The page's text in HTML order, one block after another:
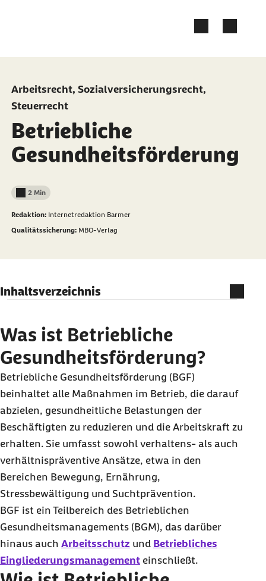
Arbeitsrecht, Sozialversicherungsrecht,
Steuerrecht
Betriebliche
Gesundheitsförderung
Lesedauer weniger als
2 Min
Redaktion: Internetredaktion Barmer
Qualitätssicherung: MBO-Verlag
Inhaltsverzeichnis
Wie ist Betriebliche Gesundheitsförderung
Wie wird Betriebliche Gesundheitsförderung
steuerlich gefördert?
Welche Bereiche umfasst die Betriebliche
Gesundheitsförderung?
Was ist Betriebliche
Gesundheitsförderung?
Betriebliche Gesundheitsförderung (BGF)
beinhaltet alle Maßnahmen im Betrieb, die darauf
abzielen, gesundheitliche Belastungen der
Beschäftigten zu reduzieren und die Arbeitskraft zu
erhalten. Sie umfasst sowohl verhaltens- als auch
verhältnispräventive Ansätze, etwa in den
Bereichen Bewegung, Ernährung,
Stressbewältigung und Suchtprävention.
BGF ist ein Teilbereich des Betrieblichen
Gesundheitsmanagements (BGM), das darüber
hinaus auch Arbeitsschutz und Betriebliches
Eingliederungsmanagement einschließt.